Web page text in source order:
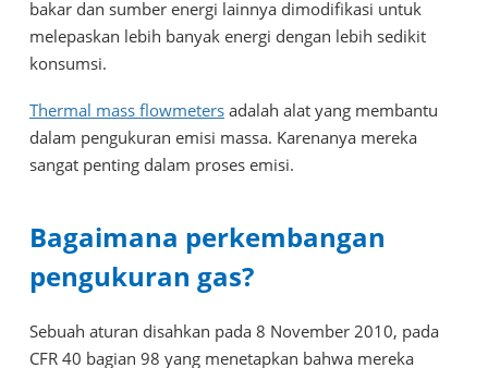
bakar dan sumber energi lainnya dimodifikasi untuk
melepaskan lebih banyak energi dengan lebih sedikit
konsumsi.
Thermal mass flowmeters adalah alat yang membantu
dalam pengukuran emisi massa. Karenanya mereka
sangat penting dalam proses emisi.
Bagaimana perkembangan
pengukuran gas?
Sebuah aturan disahkan pada 8 November 2010, pada
CFR 40 bagian 98 yang menetapkan bahwa mereka